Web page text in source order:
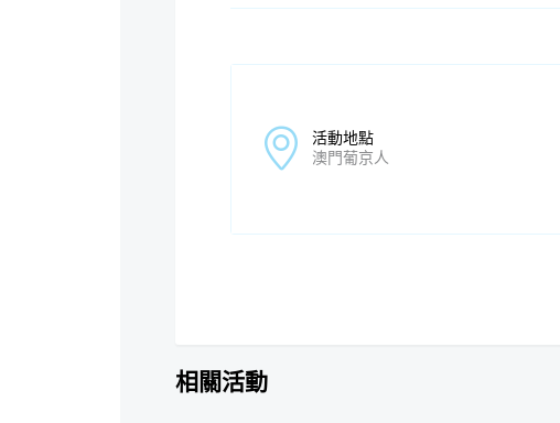
活動地點
澳門葡京人
相關活動